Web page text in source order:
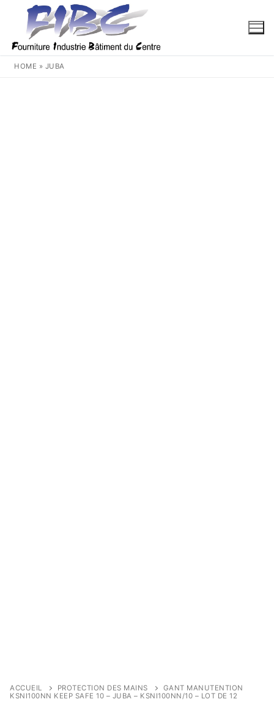
contenu
HOME » JUBA
ACCUEIL PROTECTION DES MAINS
GANT MANUTENTION
KSNI100NN KEEP SAFE 10 – JUBA – KSNI100NN/10 – LOT DE 12